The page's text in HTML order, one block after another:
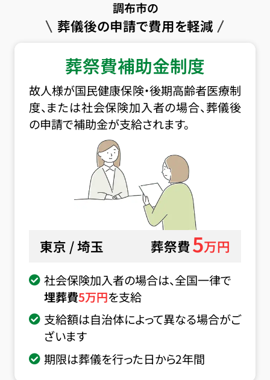
調布市の
葬儀後の申請で費用を軽減
葬祭費補助金制度
故人様が国民健康保険・後期高齢者医療制
度、または社会保険加入者の場合、葬儀後
の申請で補助金が支給されます。
東京 / 埼玉 葬祭費5万円
社会保険加入者の場合は、全国一律で
埋葬費5万円を支給
支給額は自治体によって異なる場合がご
ざいます
期限は葬儀を行った日から2年間